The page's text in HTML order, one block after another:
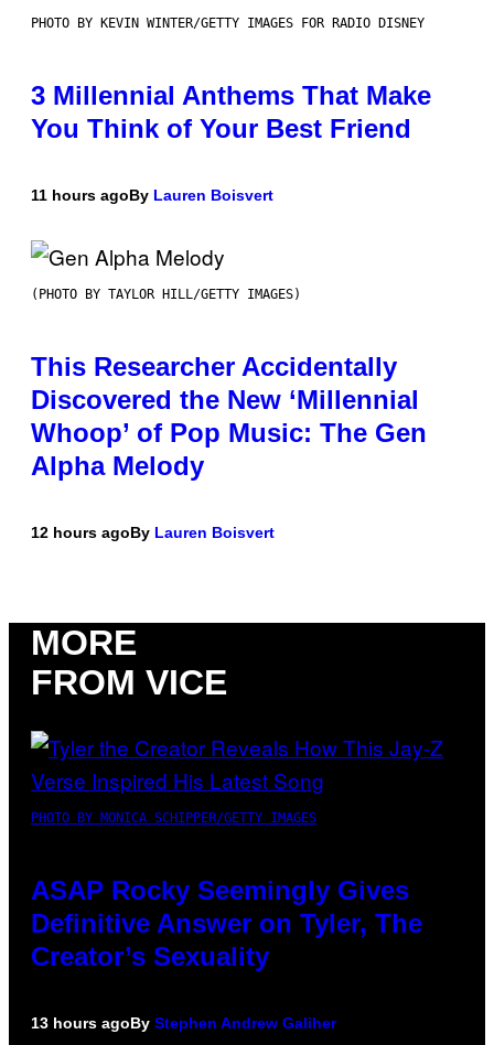
PHOTO BY KEVIN WINTER/GETTY IMAGES FOR RADIO DISNEY
3 Millennial Anthems That Make
You Think of Your Best Friend
11 hours agoBy Lauren Boisvert
(PHOTO BY TAYLOR HILL/GETTY IMAGES)
This Researcher Accidentally
Discovered the New ‘Millennial
Whoop’ of Pop Music: The Gen
Alpha Melody
12 hours agoBy Lauren Boisvert
MORE
FROM VICE
PHOTO BY MONICA SCHIPPER/GETTY IMAGES
ASAP Rocky Seemingly Gives
Definitive Answer on Tyler, The
Creator’s Sexuality
13 hours agoBy Stephen Andrew Galiher